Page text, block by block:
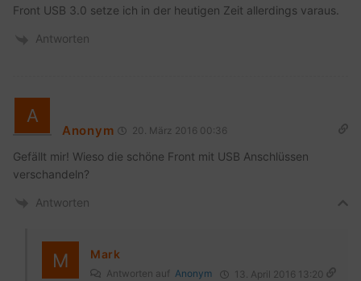
Front USB 3.0 setze ich in der heutigen Zeit allerdings varaus.
Antworten
Anonym 20. März 2016 00:36
Gefällt mir! Wieso die schöne Front mit USB Anschlüssen
verschandeln?
Antworten
Mark
Antworten auf Anonym 13. April 2016 13:20